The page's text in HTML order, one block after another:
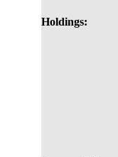
Holdings: